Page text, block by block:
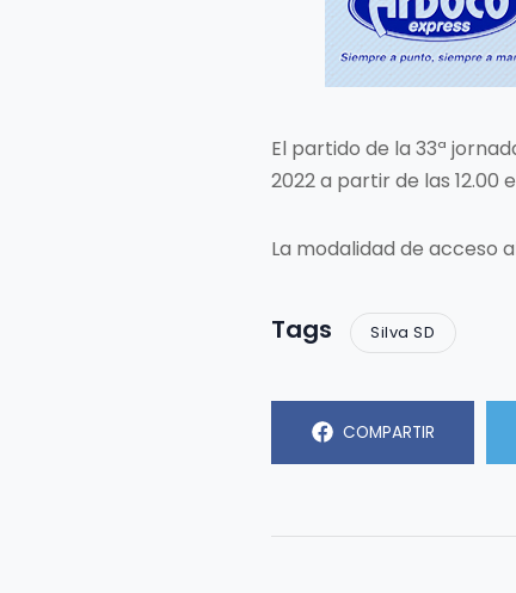
El partido de la 33ª
2022 a partir de las 12.00
La modalidad de acceso
Tags Silva SD
COMPARTIR